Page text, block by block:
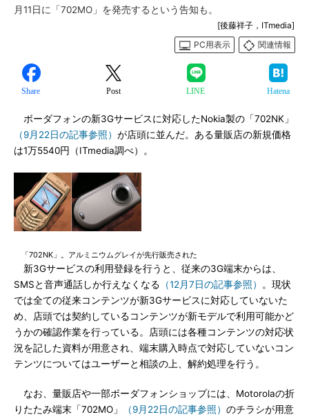
月11日に「702MO」を発売するという告知も。
[後藤祥子，ITmedia]
PC用表示
関連情報
Share Post LINE Hatena
ボーダフォンの新3Gサービスに対応したNokia製の「702NK」
（9月22日の記事参照） が店頭に並んだ。ある量販店の新規価格
は1万5540円（ITmedia調べ）。
「702NK」。アルミニウムグレイが先行販売された
新3Gサービスの利用登録を行うと、従来の3G端末からは、
SMSと音声通話しか行えなくなる （12月7日の記事参照）
。現状
では全ての従来コンテンツが新3Gサービスに対応していないた
め、店頭では契約しているコンテンツが新モデルで利用可能かど
うかの確認作業を行っている。店頭には各種コンテンツの対応状
況を記した資料が用意され、端末購入時点で対応していないコン
テンツについてはユーザーと相談の上、解約処理を行う。
なお、量販店や一部ボーダフォンショップには、Motorolaの折
りたたみ端末「702MO」
（9月22日の記事参照） のチラシが用意